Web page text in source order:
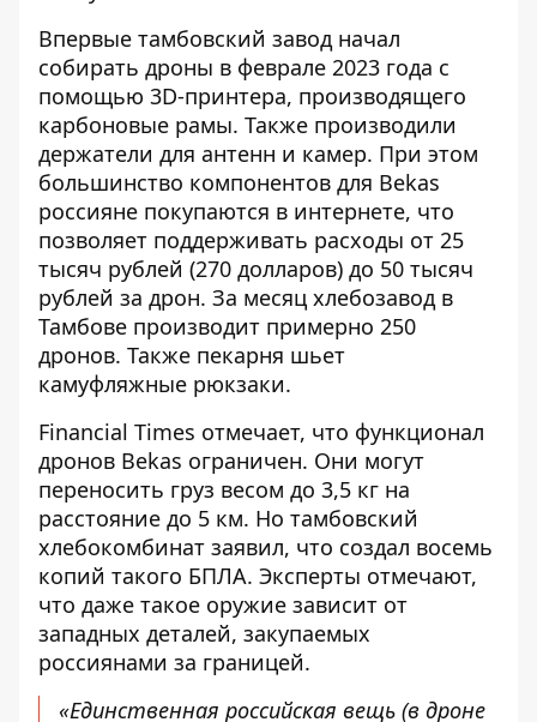
Впервые тамбовский завод начал
собирать дроны в феврале 2023 года с
помощью 3D-принтера, производящего
карбоновые рамы. Также производили
держатели для антенн и камер. При этом
большинство компонентов для Bekas
россияне покупаются в интернете, что
позволяет поддерживать расходы от 25
тысяч рублей (270 долларов) до 50 тысяч
рублей за дрон. За месяц хлебозавод в
Тамбове производит примерно 250
дронов. Также пекарня шьет
камуфляжные рюкзаки.
Financial Times отмечает, что функционал
дронов Bekas ограничен. Они могут
переносить груз весом до 3,5 кг на
расстояние до 5 км. Но тамбовский
хлебокомбинат заявил, что создал восемь
копий такого БПЛА. Эксперты отмечают,
что даже такое оружие зависит от
западных деталей, закупаемых
россиянами за границей.
«Единственная российская вещь (в дроне